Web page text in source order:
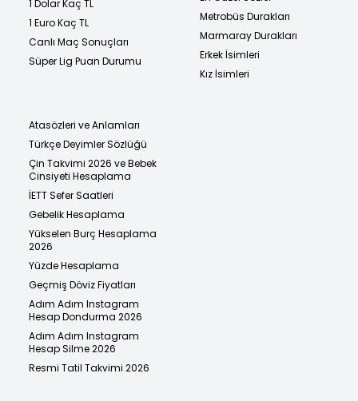
1 Dolar Kaç TL
1 Euro Kaç TL
Canlı Maç Sonuçları
Süper Lig Puan Durumu
Metrobüs Durakları
Marmaray Durakları
Erkek İsimleri
Kız İsimleri
Atasözleri ve Anlamları
Türkçe Deyimler Sözlüğü
Çin Takvimi 2026 ve Bebek
Cinsiyeti Hesaplama
İETT Sefer Saatleri
Gebelik Hesaplama
Yükselen Burç Hesaplama
2026
Yüzde Hesaplama
Geçmiş Döviz Fiyatları
Adım Adım Instagram
Hesap Dondurma 2026
Adım Adım Instagram
Hesap Silme 2026
Resmi Tatil Takvimi 2026